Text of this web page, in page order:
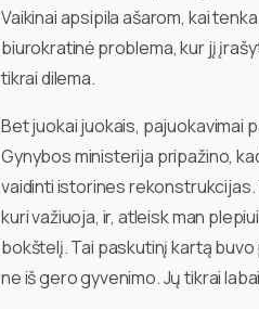
Vaikinai apsipila ašarom, kai
biurokratinė problema, kur jį
tikrai dilema.
Bet juokai juokais, pajuokavimai
Gynybos ministerija pripažino,
vaidinti istorines
kuri važiuoja, ir, atleisk man
bokštelį. Tai paskutinį kartą
ne iš gero gyvenimo. Jų tikrai